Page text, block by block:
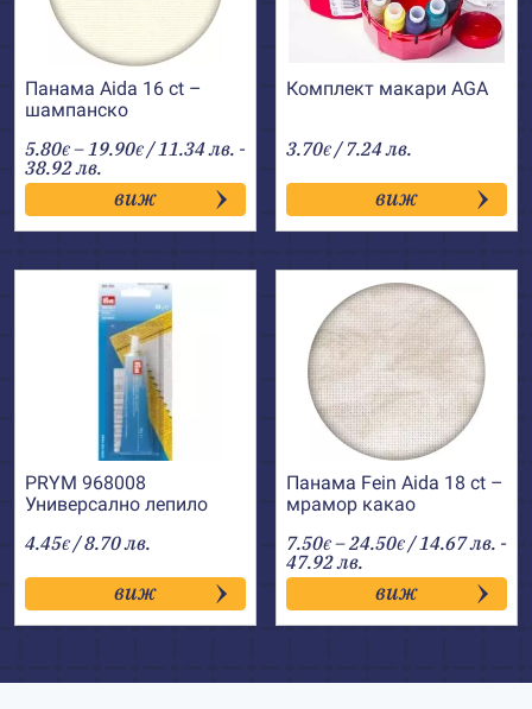
Панама Aida 16 ct –
шампанско
5.80€ –19.90€Price
range:
5.80€
through
19.90€
/ 11.34 лв. -
38.92 лв.
виж
Комплект макари AGA
3.70€ / 7.24 лв.
виж
PRYM 968008
Универсално лепило
4.45€ / 8.70 лв.
виж
Панама Fein Aida 18 ct –
мрамор какао
7.50€ –24.50€Price
range:
7.50€
through
24.50€
/ 14.67 лв. -
47.92 лв.
виж